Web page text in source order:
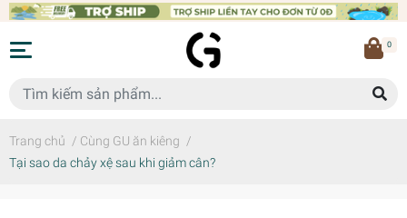
0
Trang chủ / Cùng GU ăn kiêng /
Tại sao da chảy xệ sau khi giảm cân?